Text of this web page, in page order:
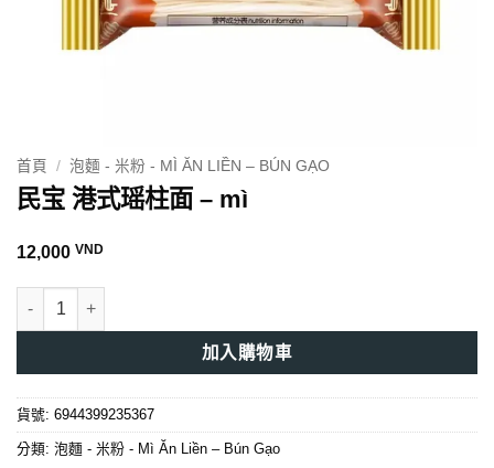
首頁 / 泡麵 - 米粉 - MÌ ĂN LIỀN – BÚN GẠO
民宝 港式瑶柱面 – mì
12,000 VND
民宝 港式瑶柱面 - mì 數量
加入購物車
貨號: 6944399235367
分類: 泡麵 - 米粉 - Mì Ăn Liền – Bún Gạo